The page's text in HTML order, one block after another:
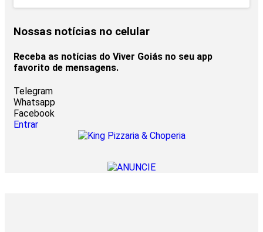
Nossas notícias no celular
Receba as notícias do Viver Goiás no seu app
favorito de mensagens.
Telegram
Whatsapp
Facebook
Entrar